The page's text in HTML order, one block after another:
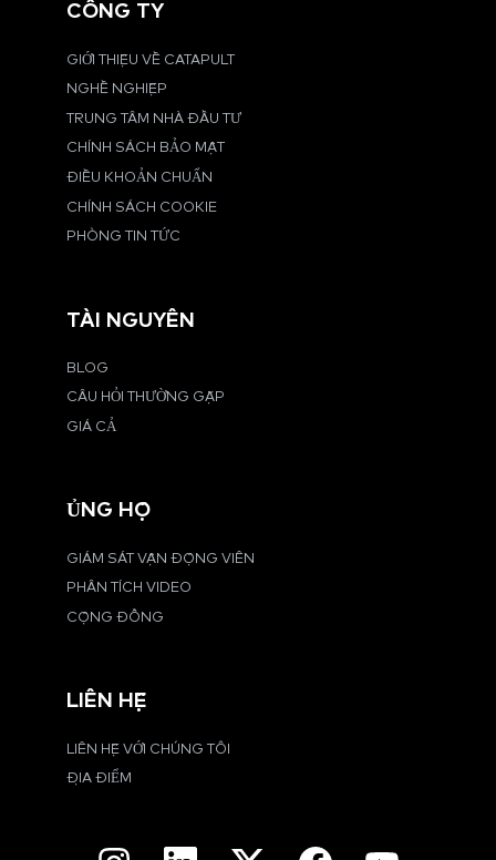
CÔNG TY
GIỚI THIỆU VỀ CATAPULT
NGHỀ NGHIỆP
TRUNG TÂM NHÀ ĐẦU TƯ
CHÍNH SÁCH BẢO MẬT
ĐIỀU KHOẢN CHUẨN
CHÍNH SÁCH COOKIE
PHÒNG TIN TỨC
TÀI NGUYÊN
BLOG
CÂU HỎI THƯỜNG GẶP
GIÁ CẢ
ỦNG HỘ
GIÁM SÁT VẬN ĐỘNG VIÊN
PHÂN TÍCH VIDEO
CỘNG ĐỒNG
LIÊN HỆ
LIÊN HỆ VỚI CHÚNG TÔI
ĐỊA ĐIỂM